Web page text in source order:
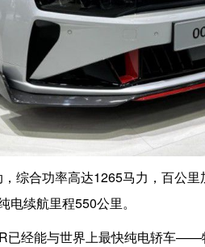
综合功率高达1265马力，百公
续航里程550公里。
已经能与世界上最快纯电轿车——